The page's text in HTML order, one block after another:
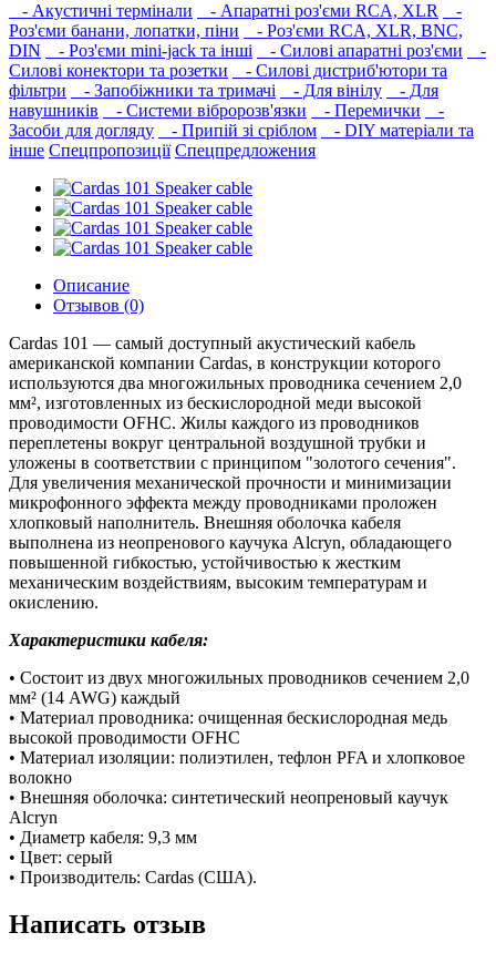
- Акустичні термінали - Апаратні роз'єми RCA, XLR
-
Роз'єми банани, лопатки, піни
- Роз'єми RCA, XLR, BNC,
DIN
- Роз'єми mini-jack та інші - Силові апаратні роз'єми
-
Силові конектори та розетки
- Силові дистриб'ютори та
фільтри
- Запобіжники та тримачі - Для вінілу
- Для
навушників‎
- Системи вібророзв'язки - Перемички
-
Засоби для догляду
- Припій зі сріблом
- DIY матеріали та
інше Спецпропозиції Спецпредложения
Описание
Отзывов (0)
Cardas 101 — самый доступный акустический кабель
американской компании Cardas, в конструкции которого
используются два многожильных проводника сечением 2,0
мм², изготовленных из бескислородной меди высокой
проводимости OFHC. Жилы каждого из проводников
переплетены вокруг центральной воздушной трубки и
уложены в соответствии с принципом "золотого сечения".
Для увеличения механической прочности и минимизации
микрофонного эффекта между проводниками проложен
хлопковый наполнитель. Внешняя оболочка кабеля
выполнена из неопренового каучука Alcryn, обладающего
повышенной гибкостью, устойчивостью к жестким
механическим воздействиям, высоким температурам и
окислению.
Характеристики кабеля:
• Состоит из двух многожильных проводников сечением 2,0
мм² (14 AWG) каждый
• Материал проводника: очищенная бескислородная медь
высокой проводимости OFHC
• Материал изоляции: полиэтилен, тефлон PFA и хлопковое
волокно
• Внешняя оболочка: синтетический неопреновый каучук
Alcryn
• Диаметр кабеля: 9,3 мм
• Цвет: серый
• Производитель: Cardas (США).
Написать отзыв